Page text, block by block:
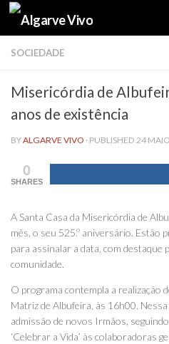
Skip to content
SOCIEDADE
Misericórdia de
anos de existência
BYALGARVE VIVO · PUBLISHED 24
0
SHARES
A Santa Casa da Misericórdia de
mês, o seu 525.º aniversário. Estão
para assinalar a data, com destaque
comunidade.
O programa contempla a realização
Matriz de Albufeira, às 16h00.
admissão de novos Irmãos,
‘Celebrar a Vida’ às colaboradoras